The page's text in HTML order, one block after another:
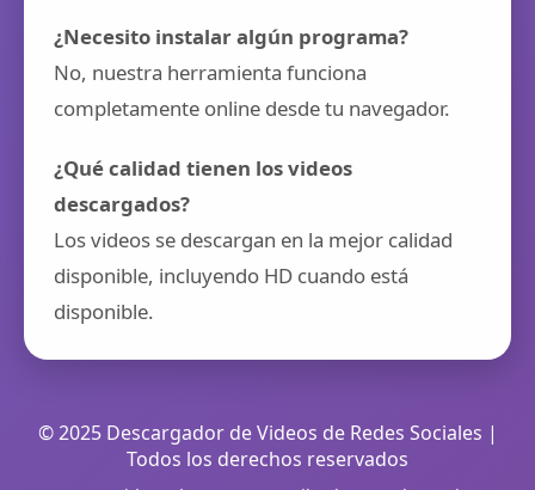
¿Necesito instalar algún programa?
No, nuestra herramienta funciona
completamente online desde tu navegador.
¿Qué calidad tienen los videos
descargados?
Los videos se descargan en la mejor calidad
disponible, incluyendo HD cuando está
disponible.
© 2025 Descargador de Videos de Redes Sociales |
Todos los derechos reservados